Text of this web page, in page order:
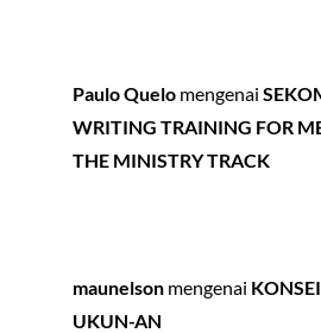
Paulo Quelo mengenai
WRITING TRAINING FOR
THE MINISTRY TRACK
maunelson mengenai
UKUN-AN